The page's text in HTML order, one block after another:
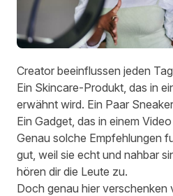
Creator beeinflussen jeden
Ein Skincare-Produkt, das in
erwähnt wird. Ein Paar
Ein Gadget, das in einem
Genau solche Empfehlungen
gut, weil sie echt und nahbar
hören dir die Leute zu.
Doch genau hier verschenken